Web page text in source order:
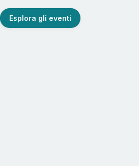
Esplora gli eventi